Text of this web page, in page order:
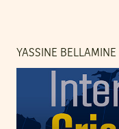
YASSINE BELLAMINE